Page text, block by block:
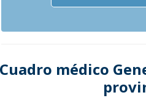
Cuadro médico